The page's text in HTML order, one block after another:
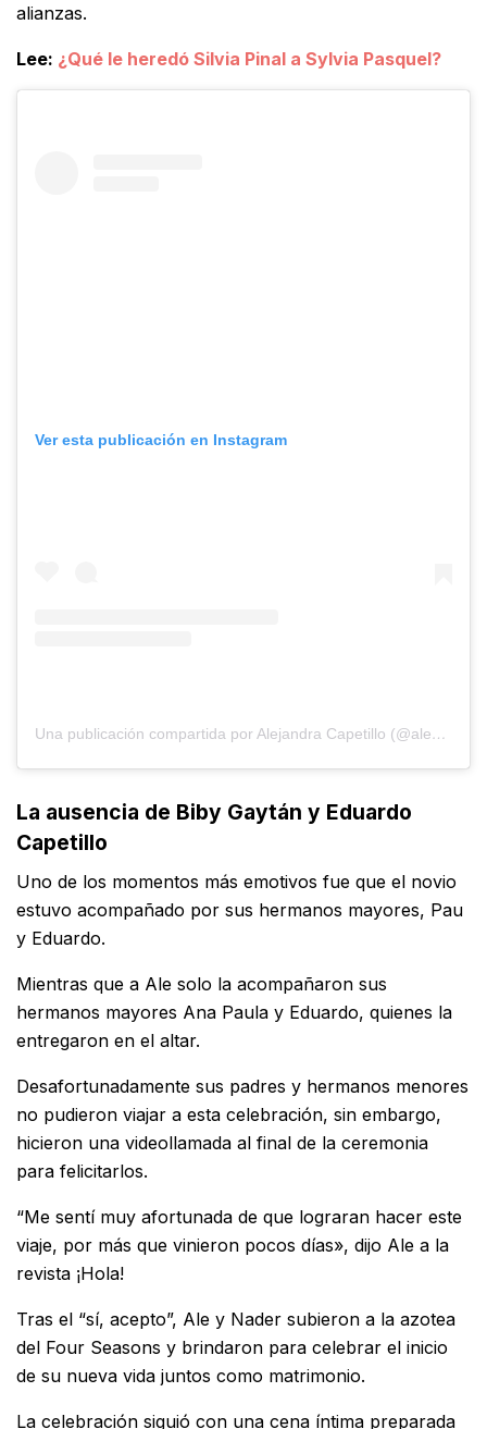
alianzas.
Lee: ¿Qué le heredó Silvia Pinal a Sylvia Pasquel?
Ver esta publicación en Instagram
Una publicación compartida por Alejandra Capetillo (@alecapetilloga)
La ausencia de Biby Gaytán y Eduardo
Capetillo
Uno de los momentos más emotivos fue que el novio
estuvo acompañado por sus hermanos mayores, Pau
y Eduardo.
Mientras que a Ale solo la acompañaron sus
hermanos mayores Ana Paula y Eduardo, quienes la
entregaron en el altar.
Desafortunadamente sus padres y hermanos menores
no pudieron viajar a esta celebración, sin embargo,
hicieron una videollamada al final de la ceremonia
para felicitarlos.
“Me sentí muy afortunada de que lograran hacer este
viaje, por más que vinieron pocos días», dijo Ale a la
revista ¡Hola!
Tras el “sí, acepto”, Ale y Nader subieron a la azotea
del Four Seasons y brindaron para celebrar el inicio
de su nueva vida juntos como matrimonio.
La celebración siguió con una cena íntima preparada